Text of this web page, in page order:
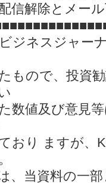
信解除とメー
ジネスジャー
もので、投資
数値及び意見
おり ますが、
、当資料の一